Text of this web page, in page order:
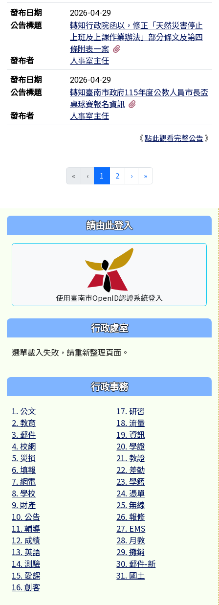
發布日期
2026-04-29
公告標題
轉知行政院函以，修正「天然災害停止
上班及上課作業辦法」部分條文及第四
條附表一案
發布者
人事室主任
發布日期
2026-04-29
公告標題
轉知臺南市政府115年度公教人員市長盃
桌球賽報名資訊
發布者
人事室主任
《點此觀看完整公告》
« ‹ 1 (目前頁次)
2 ›下一頁
»最後頁
左邊區域內容 請由此登入
使用臺南市OpenID認證系統登入
行政處室
選單載入失敗，請重新整理頁面。
行政事務
1. 公文
2. 教育
3. 郵件
4. 校網
5. 災損
6. 填報
7. 網電
8. 學校
9. 財產
10. 公告
11. 輔導
12. 成績
13. 英語
14. 測驗
15. 愛課
16. 創客
17. 研習
18. 流量
19. 資訊
20. 學證
21. 教證
22. 差勤
23. 學籍
24. 憑單
25. 無線
26. 報修
27. EMS
28. 月教
29. 攤銷
30. 郵件-新
31. 國土